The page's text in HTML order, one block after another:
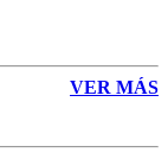
VER MÁS